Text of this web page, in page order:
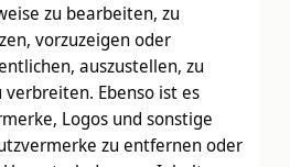
zu bearbeiten, zu
vorzuzeigen oder
auszustellen, zu
Ebenso ist es
Logos und sonstige
zu entfernen oder